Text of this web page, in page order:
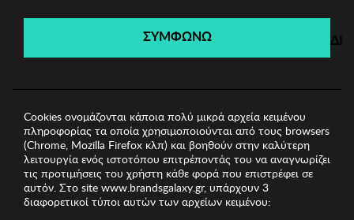
Λήγει σε: 00ημέρες | 00ώρες 00λεπτά 00δευτ.
ΣΥΜΦΩΝΩ
Cookies ονομάζονται κάποια πολύ μικρά αρχεία κειμένου
πληροφορίας τα οποία χρησιμοποιούνται από τους browsers
(Chrome, Mozilla Firefox κλπ) και βοηθούν στην καλύτερη
λειτουργία ενός ιστοτόπου επιτρέποντάς του να αναγνωρίζει
τις προτιμήσεις του χρήστη κάθε φορά που επιστρέφει σε
αυτόν. Στο site www.brandsgalaxy.gr, υπάρχουν 3
διαφορετικοί τύποι αυτών των αρχείων κειμένου: